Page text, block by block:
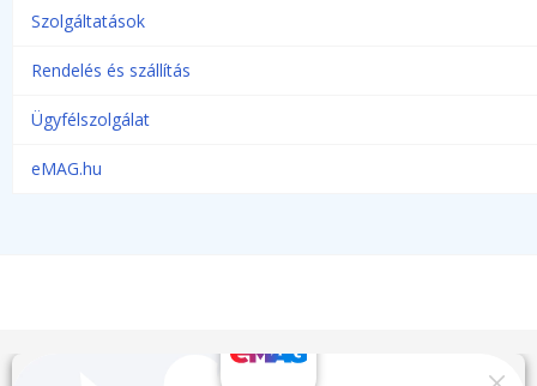
Szolgáltatások
Rendelés és szállítás
Ügyfélszolgálat
eMAG.hu